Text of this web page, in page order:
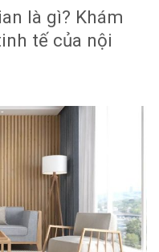
là gì? Khám
tế của nội